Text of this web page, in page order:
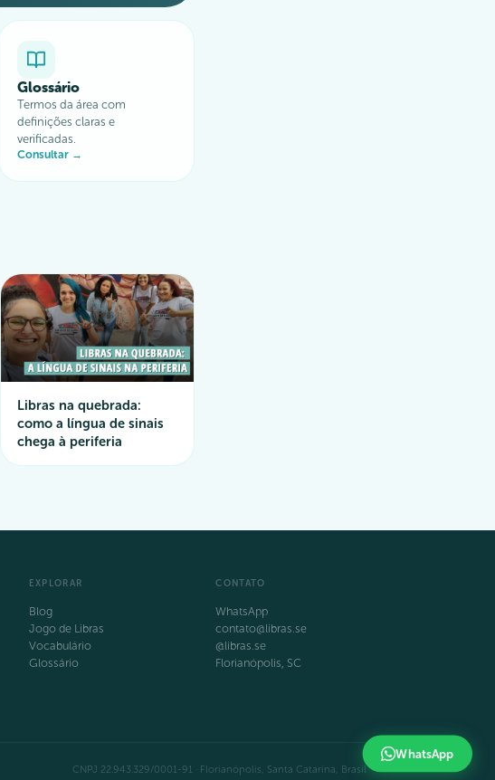
WhatsApp
Glossário
Termos da área com
definições claras e
verificadas.
Consultar →
Libras na quebrada:
como a língua de sinais
chega à periferia
EXPLORAR
Blog
Jogo de Libras
Vocabulário
Glossário
CONTATO
WhatsApp
contato@libras.se
@libras.se
Florianópolis, SC
CNPJ 22.943.329/0001-91 · Florianópolis, Santa Catarina, Brasil